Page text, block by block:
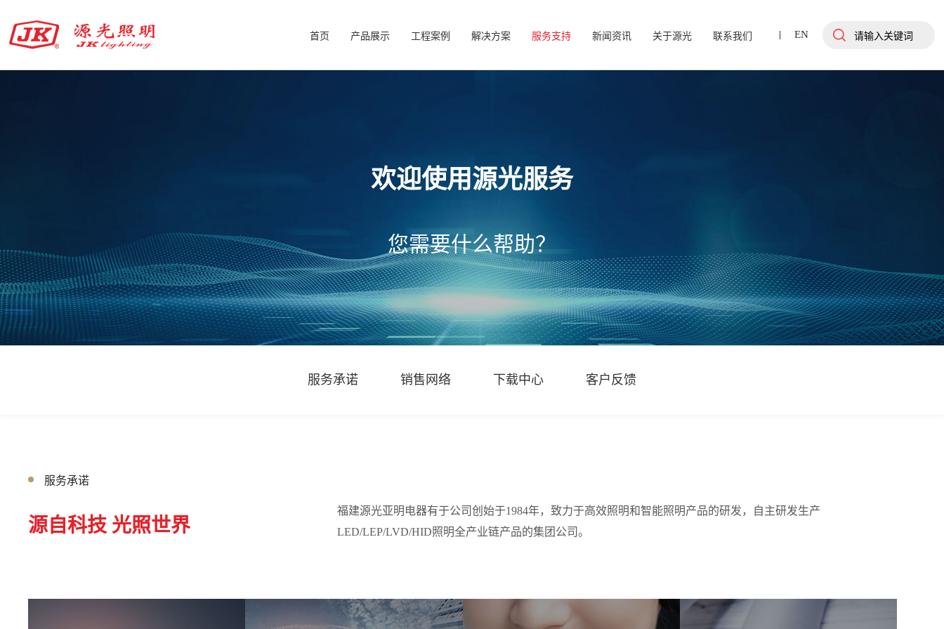
首页 产品展示 工程案例 解决方案 服务支持 新闻资讯 关于源光 联系我们 EN
欢迎使用源光服务
您需要什么帮助？
服务承诺 销售网络 下载中心 客户反馈
服务承诺
源自科技 光照世界
福建源光亚明电器有于公司创始于1984年，致力于高效照明和智能照明产品的研发，自主研发生产
LED/LEP/LVD/HID照明全产业链产品的集团公司。